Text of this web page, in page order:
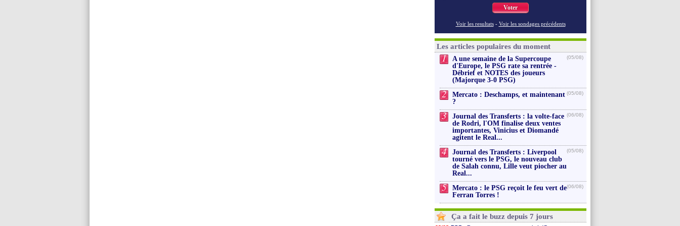
Voter
Voir les resultats - Voir les sondages précédents
Les articles populaires du moment
1
A une semaine de la Supercoupe
d'Europe, le PSG rate sa rentrée -
Débrief et NOTES des joueurs
(Majorque 3-0 PSG)
(05/08)
2
Mercato : Deschamps, et maintenant
?
(05/08)
3
Journal des Transferts : la volte-face
de Rodri, l'OM finalise deux ventes
importantes, Vinicius et Diomandé
agitent le Real...
(06/08)
4
Journal des Transferts : Liverpool
tourné vers le PSG, le nouveau club
de Salah connu, Lille veut piocher au
Real...
(05/08)
5
Mercato : le PSG reçoit le feu vert de
Ferran Torres !
(06/08)
Ça a fait le buzz depuis 7 jours